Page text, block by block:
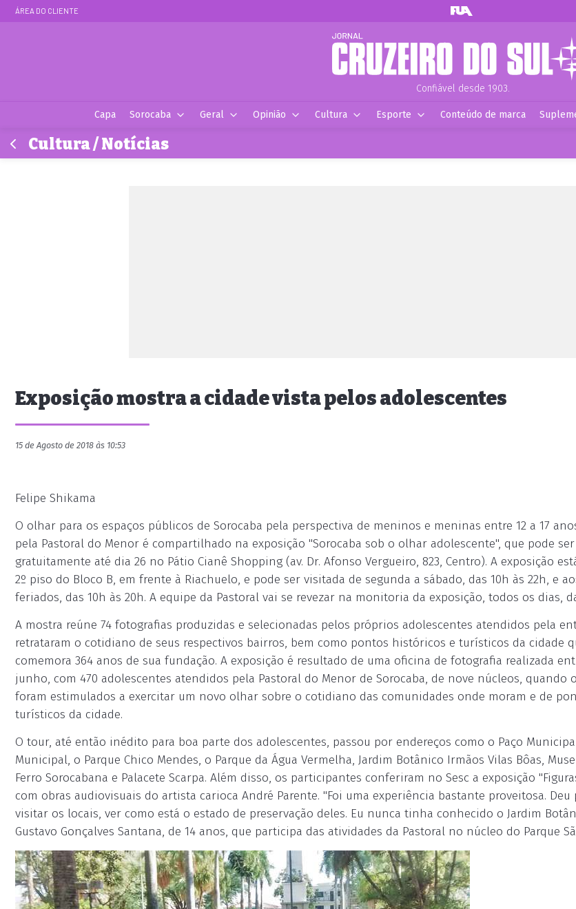
ÁREA DO CLIENTE
Confiável desde 1903.
Capa Sorocaba Geral Opinião Cultura Esporte Conteúdo de marca
Cultura / Notícias
Exposição mostra a cidade vista pelos adolescentes
15 de Agosto de 2018 às 10:53
Felipe Shikama
O olhar para os espaços públicos de Sorocaba pela perspectiva de meninos e meninas entre 12 a 17
pela Pastoral do Menor é compartilhado na exposição "Sorocaba sob o olhar adolescente", que pode
gratuitamente até dia 26 no Pátio Cianê Shopping (av. Dr. Afonso Vergueiro, 823, Centro). A exposição
2º piso do Bloco B, em frente à Riachuelo, e pode ser visitada de segunda a sábado, das 10h às 22h, e
feriados, das 10h às 20h. A equipe da Pastoral vai se revezar na monitoria da exposição, todos os dias,
A mostra reúne 74 fotografias produzidas e selecionadas pelos próprios adolescentes atendidos pela
retrataram o cotidiano de seus respectivos bairros, bem como pontos históricos e turísticos da cidade
comemora 364 anos de sua fundação. A exposição é resultado de uma oficina de fotografia realizada
junho, com 470 adolescentes atendidos pela Pastoral do Menor de Sorocaba, de nove núcleos, quando
foram estimulados a exercitar um novo olhar sobre o cotidiano das comunidades onde moram e de
turísticos da cidade.
O tour, até então inédito para boa parte dos adolescentes, passou por endereços como o Paço
Municipal, o Parque Chico Mendes, o Parque da Água Vermelha, Jardim Botânico Irmãos Vilas Bôas,
Ferro Sorocabana e Palacete Scarpa. Além disso, os participantes conferiram no Sesc a exposição
com obras audiovisuais do artista carioca André Parente. "Foi uma experiência bastante proveitosa. Deu
visitar os locais, ver como está o estado de preservação deles. Eu nunca tinha conhecido o Jardim
Gustavo Gonçalves Santana, de 14 anos, que participa das atividades da Pastoral no núcleo do Parque